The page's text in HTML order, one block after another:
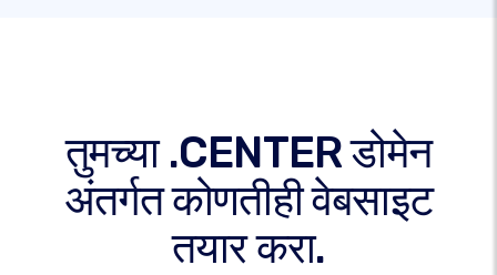
तुमच्या .CENTER डोमेन
अंतर्गत कोणतीही वेबसाइट
तयार करा.